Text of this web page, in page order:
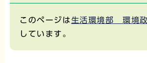
このページは生活環境部 環境
しています。